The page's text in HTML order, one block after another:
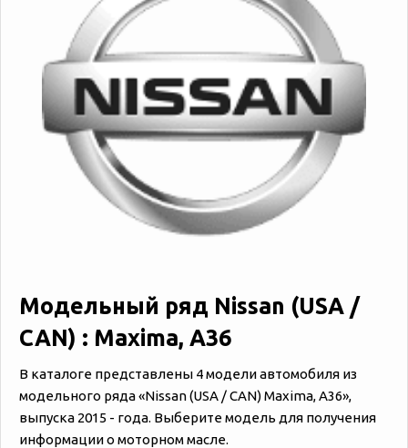
Модельный ряд Nissan (USA /
CAN) : Maxima, A36
В каталоге представлены 4 модели автомобиля из
модельного ряда «‎Nissan (USA / CAN) Maxima, A36»,
выпуска 2015 - года. Выберите модель для получения
информации о моторном масле.